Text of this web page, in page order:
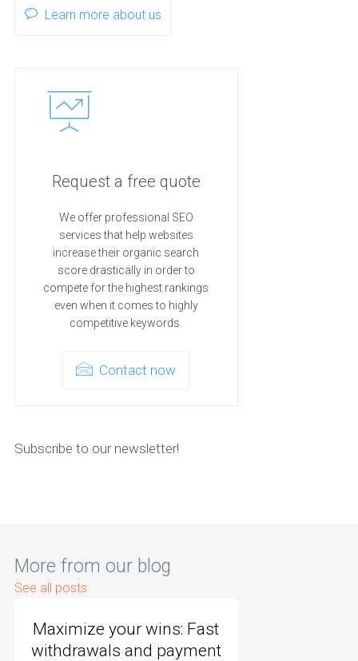
Learn more about us
Request a free quote
We offer professional SEO
services that help websites
increase their organic search
score drastically in order to
compete for the highest rankings
even when it comes to highly
competitive keywords.
Contact now
Subscribe to our newsletter!
More from our blog
See all posts
Maximize your wins: Fast
withdrawals and payment